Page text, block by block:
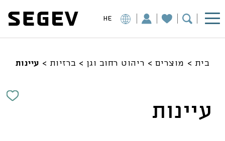
HE
בית > מוצרים > ריהוט רחוב וגן > ברזיות > עיינות
עיינות